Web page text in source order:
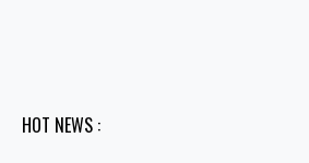
HOT NEWS :